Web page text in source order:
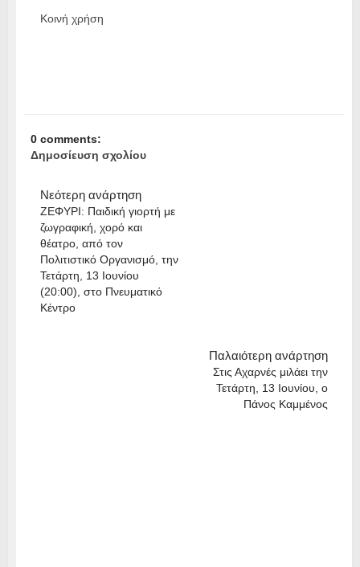
Κοινή χρήση
0 comments:
Δημοσίευση σχολίου
Νεότερη ανάρτηση
ZΕΦΥΡΙ: Παιδική γιορτή με
ζωγραφική, χορό και
θέατρο, από τον
Πολιτιστικό Οργανισμό, την
Τετάρτη, 13 Ιουνίου
(20:00), στο Πνευματικό
Κέντρο
Παλαιότερη ανάρτηση
Στις Αχαρνές μιλάει την
Τετάρτη, 13 Ιουνίου, ο
Πάνος Καμμένος